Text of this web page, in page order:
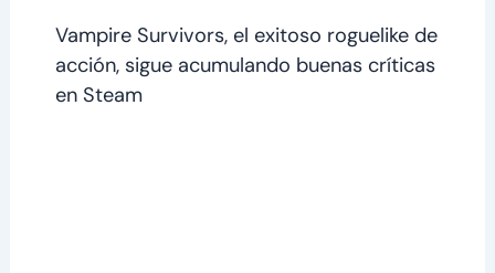
Vampire Survivors, el exitoso roguelike de
acción, sigue acumulando buenas críticas
en Steam